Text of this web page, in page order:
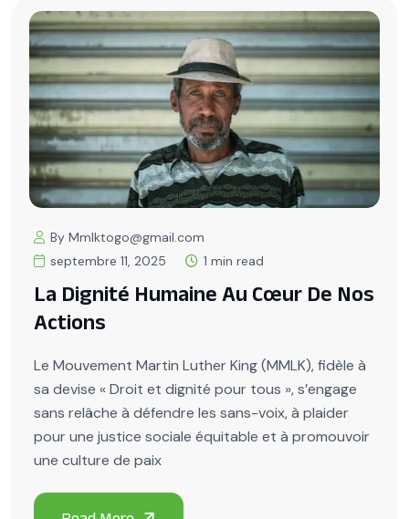
By Mmlktogo@gmail.com
septembre 11, 2025
1 min read
La Dignité Humaine Au Cœur De Nos
Actions
Le Mouvement Martin Luther King (MMLK), fidèle à
sa devise « Droit et dignité pour tous », s’engage
sans relâche à défendre les sans-voix, à plaider
pour une justice sociale équitable et à promouvoir
une culture de paix